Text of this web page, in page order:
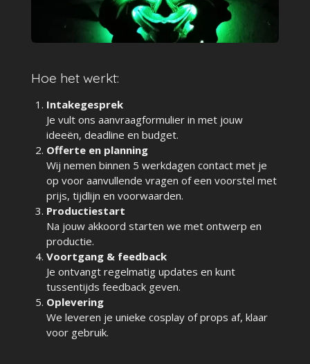
Hoe het werkt:
Intakegesprek
Je vult ons aanvraagformulier in met jouw
ideeën, deadline en budget.
Offerte en planning
Wij nemen binnen 5 werkdagen contact met je
op voor aanvullende vragen of een voorstel met
prijs, tijdlijn en voorwaarden.
Productiestart
Na jouw akkoord starten we met ontwerp en
productie.
Voortgang & feedback
Je ontvangt regelmatig updates en kunt
tussentijds feedback geven.
Oplevering
We leveren je unieke cosplay of props af, klaar
voor gebruik.